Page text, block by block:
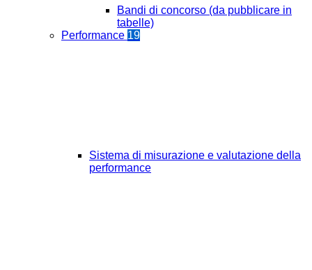
Bandi di concorso (da pubblicare in
tabelle)
Performance 19
Sistema di misurazione e valutazione della
performance